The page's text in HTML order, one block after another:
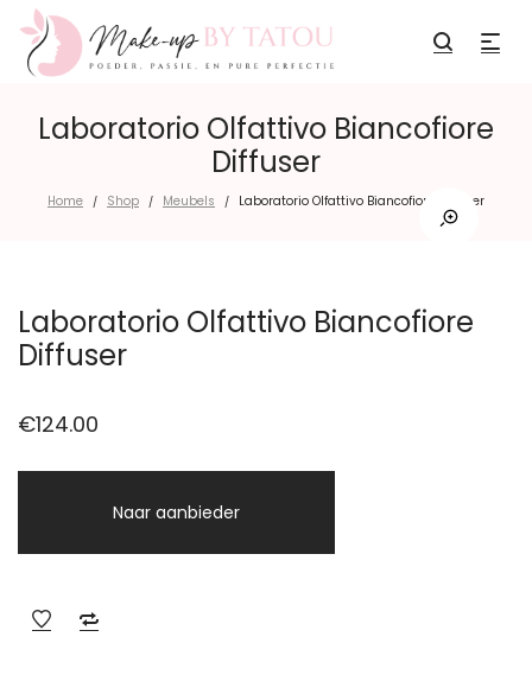
Laboratorio Olfattivo Biancofiore
Diffuser
Home / Shop / Meubels / Laboratorio Olfattivo Biancofiore Diffuser
Laboratorio Olfattivo Biancofiore
Diffuser
€124.00
Naar aanbieder